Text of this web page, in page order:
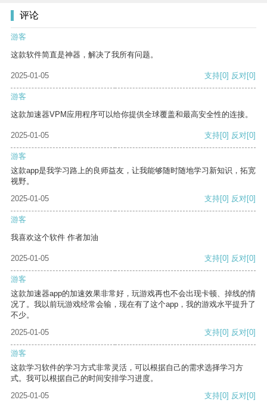
评论
游客
这款软件简直是神器，解决了我所有问题。
2025-01-05 支持[0] 反对[0]
游客
这款加速器VPM应用程序可以给你提供全球覆盖和最高安全性的连接。
2025-01-05 支持[0] 反对[0]
游客
这款app是我学习路上的良师益友，让我能够随时随地学习新知识，拓宽
视野。
2025-01-05
支持[0] 反对[0]
游客
我喜欢这个软件 作者加油
2025-01-05 支持[0] 反对[0]
游客
这款加速器app的加速效果非常好，玩游戏再也不会出现卡顿、掉线的情
况了。我以前玩游戏经常会输，现在有了这个app，我的游戏水平提升了
不少。
2025-01-05
支持[0] 反对[0]
游客
这款学习软件的学习方式非常灵活，可以根据自己的需求选择学习方
式。我可以根据自己的时间安排学习进度。
2025-01-05
支持[0] 反对[0]